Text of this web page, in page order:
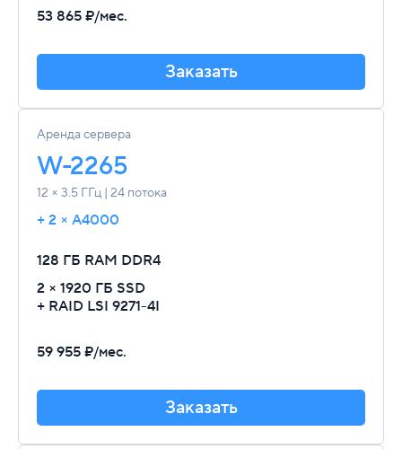
53 865 ₽/мес.
Заказать
Аренда сервера
W-2265
12 × 3.5 ГГц | 24 потока
128 ГБ RAM DDR4
2 × 1920 ГБ SSD
+ RAID LSI 9271-4I
59 955 ₽/мес.
Заказать
+ 2 × A4000